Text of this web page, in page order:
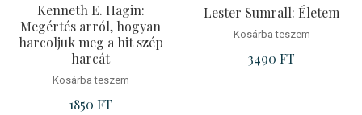
Kenneth E. Hagin:
Megértés arról, hogyan
harcoljuk meg a hit szép
harcát
Kosárba teszem
1850 FT
Lester Sumrall: Életem
Kosárba teszem
3490 FT